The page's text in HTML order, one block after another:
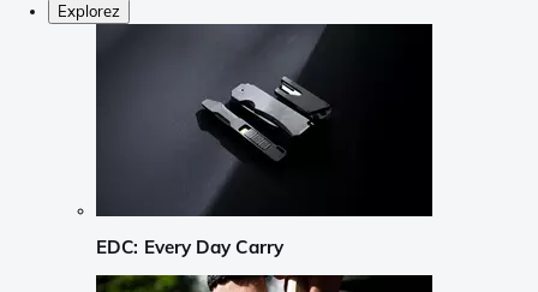
Explorez
EDC: Every Day Carry